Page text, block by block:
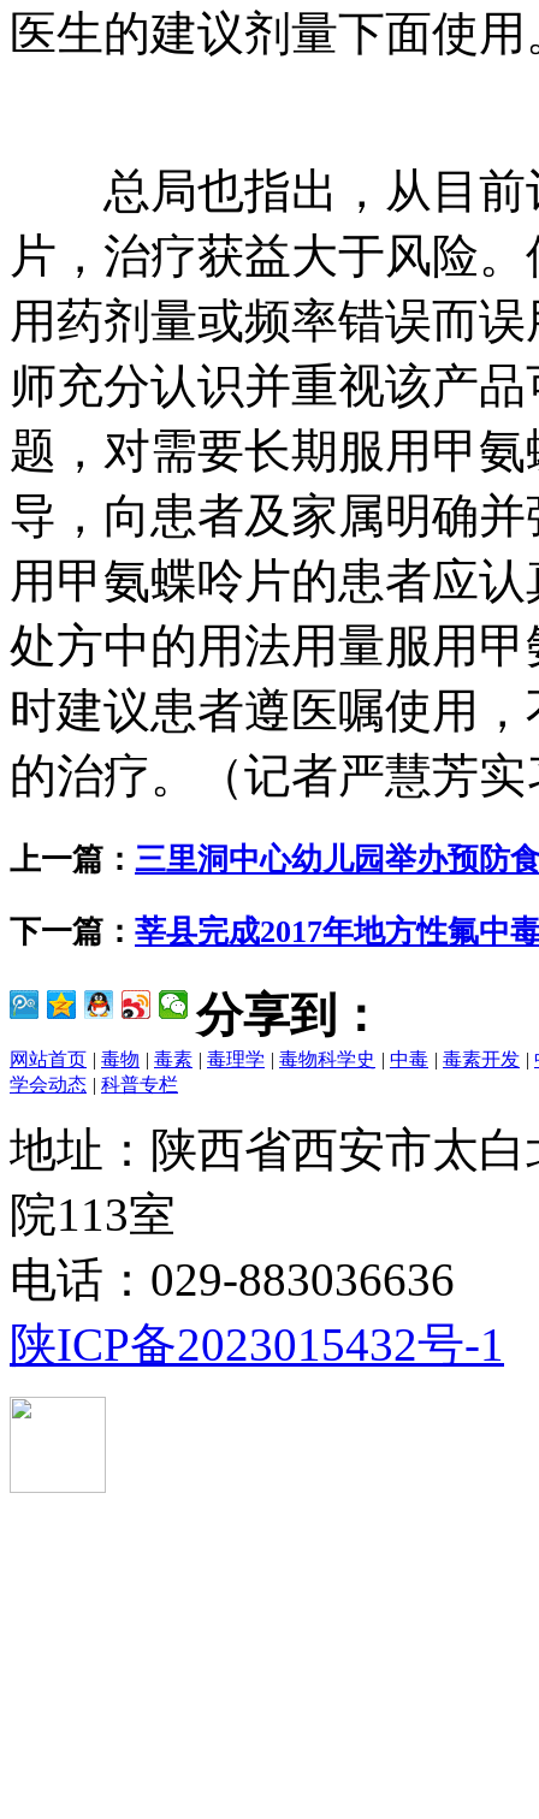
医生的建议剂量下面使用
总局也指出，从目前
片，治疗获益大于风险
用药剂量或频率错误而
师充分认识并重视该产
题，对需要长期服用甲
导，向患者及家属明确
用甲氨蝶呤片的患者应
处方中的用法用量服用
时建议患者遵医嘱使用
的治疗。（记者严慧芳
上一篇： 三里洞中心幼儿园举办预防
下一篇： 莘县完成2017年地方性氟中
分享到：
网站首页 | 毒物 | 毒素 | 毒理学 | 毒物科学史 | 中毒 | 毒素开发 |
学会动态 | 科普专栏
地址：陕西省西安市太
院113室
电话：029-883036636
陕ICP备2023015432号-1